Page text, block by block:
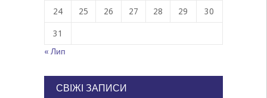
24 25 26 27 28 29 30
31
« Лип
СВІЖІ ЗАПИСИ